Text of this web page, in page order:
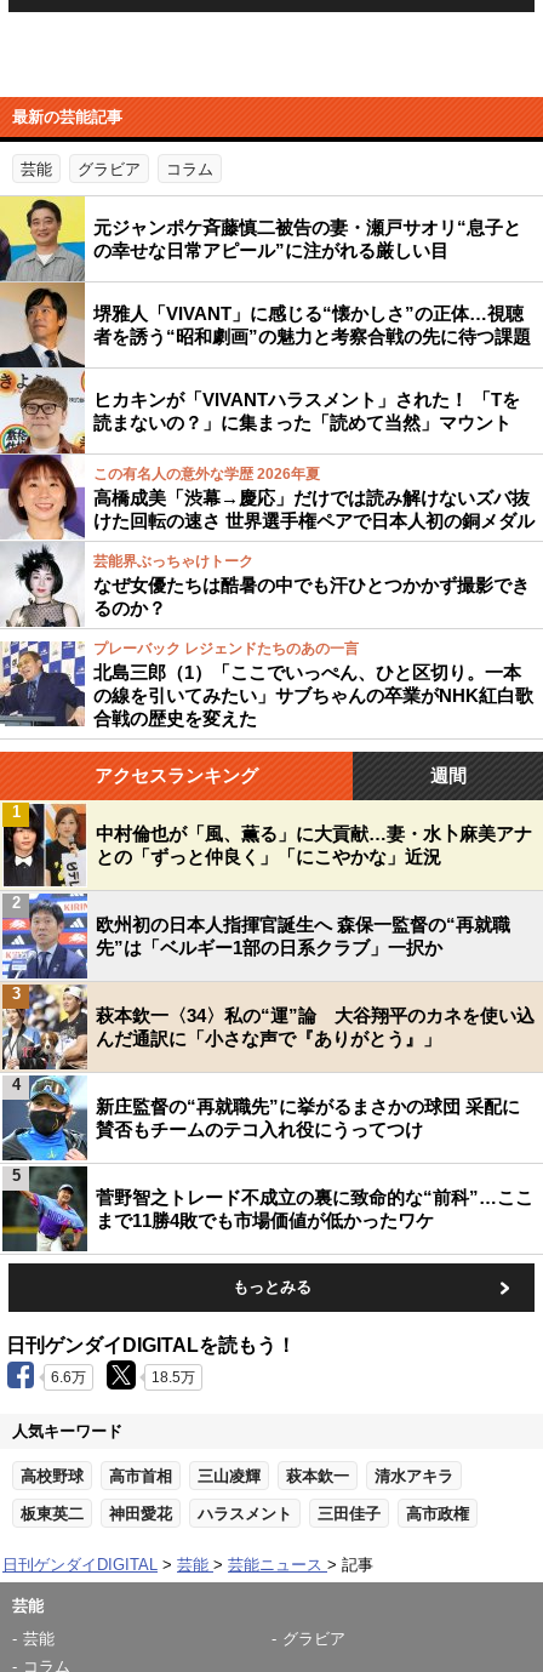
最新の芸能記事
芸能 グラビア コラム
元ジャンポケ斉藤慎二被告の妻・瀬戸サオリ“息子と
の幸せな日常アピール”に注がれる厳しい目
堺雅人「VIVANT」に感じる“懐かしさ”の正体…視聴
者を誘う“昭和劇画”の魅力と考察合戦の先に待つ課題
ヒカキンが「VIVANTハラスメント」された！ 「Tを
読まないの？」に集まった「読めて当然」マウント
この有名人の意外な学歴 2026年夏
高橋成美「渋幕→慶応」だけでは読み解けないズバ抜
けた回転の速さ 世界選手権ペアで日本人初の銅メダル
芸能界ぶっちゃけトーク
なぜ女優たちは酷暑の中でも汗ひとつかかず撮影でき
るのか？
プレーバック レジェンドたちのあの一言
北島三郎（1）「ここでいっぺん、ひと区切り。一本
の線を引いてみたい」サブちゃんの卒業がNHK紅白歌
合戦の歴史を変えた
アクセスランキング 週間
中村倫也が「風、薫る」に大貢献…妻・水卜麻美アナ
との「ずっと仲良く」「にこやかな」近況
1
欧州初の日本人指揮官誕生へ 森保一監督の“再就職
先”は「ベルギー1部の日系クラブ」一択か
2
萩本欽一〈34〉私の“運”論 大谷翔平のカネを使い込
んだ通訳に「小さな声で『ありがとう』」
3
新庄監督の“再就職先”に挙がるまさかの球団 采配に
賛否もチームのテコ入れ役にうってつけ
4
菅野智之トレード不成立の裏に致命的な“前科”…ここ
まで11勝4敗でも市場価値が低かったワケ
5
もっとみる
日刊ゲンダイDIGITALを読もう！
6.6万 18.5万
人気キーワード
高校野球 高市首相 三山凌輝 萩本欽一 清水アキラ
板東英二 神田愛花 ハラスメント 三田佳子 高市政権
日刊ゲンダイDIGITAL 芸能 芸能ニュース 記事
芸能
芸能
グラビア
コラム